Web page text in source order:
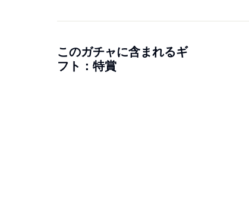
このガチャに含まれるギ
フト：特賞